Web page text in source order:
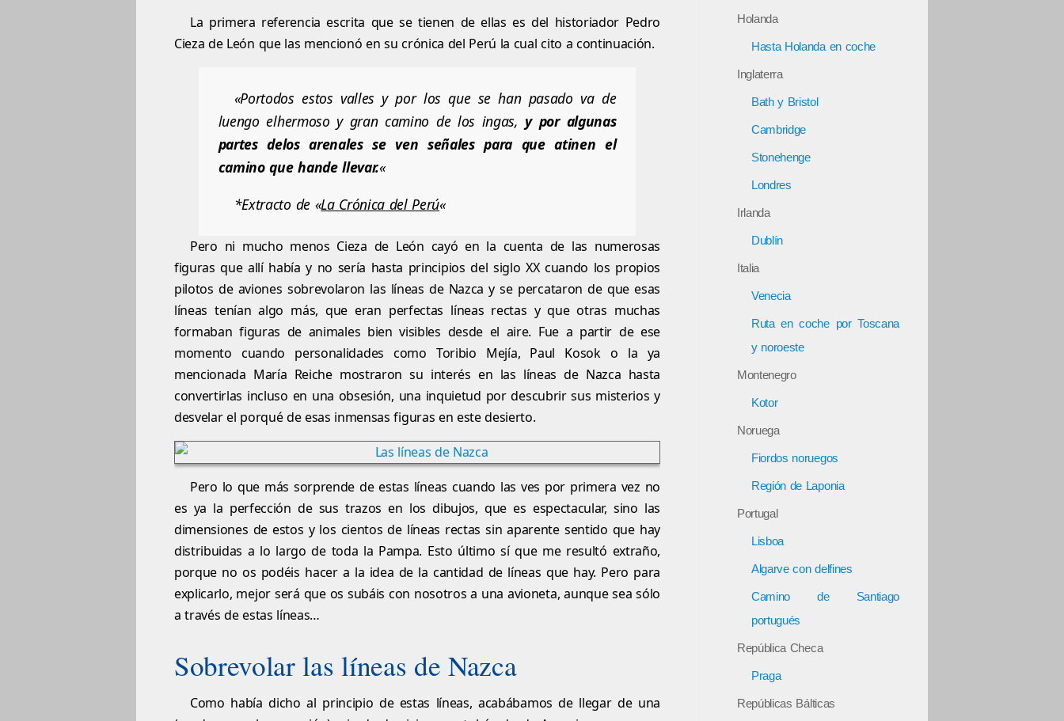
La primera referencia escrita que se tienen de ellas es del historiador Pedro
Cieza de León que las mencionó en su crónica del Perú la cual cito a continuación.
«Portodos estos valles y por los que se han pasado va de
luengo elhermoso y gran camino de los ingas, y por algunas
partes delos arenales se ven señales para que atinen el
camino que hande llevar.«
*Extracto de «La Crónica del Perú«
Pero ni mucho menos Cieza de León cayó en la cuenta de las numerosas
figuras que allí había y no sería hasta principios del siglo XX cuando los propios
pilotos de aviones sobrevolaron las líneas de Nazca y se percataron de que esas
líneas tenían algo más, que eran perfectas líneas rectas y que otras muchas
formaban figuras de animales bien visibles desde el aire. Fue a partir de ese
momento cuando personalidades como Toribio Mejía, Paul Kosok o la ya
mencionada María Reiche mostraron su interés en las líneas de Nazca hasta
convertirlas incluso en una obsesión, una inquietud por descubrir sus misterios y
desvelar el porqué de esas inmensas figuras en este desierto.
Pero lo que más sorprende de estas líneas cuando las ves por primera vez no
es ya la perfección de sus trazos en los dibujos, que es espectacular, sino las
dimensiones de estos y los cientos de líneas rectas sin aparente sentido que hay
distribuidas a lo largo de toda la Pampa. Esto último sí que me resultó extraño,
porque no os podéis hacer a la idea de la cantidad de líneas que hay. Pero para
explicarlo, mejor será que os subáis con nosotros a una avioneta, aunque sea sólo
a través de estas líneas…
Sobrevolar las líneas de Nazca
Como había dicho al principio de estas líneas, acabábamos de llegar de una
Holanda
Hasta Holanda en coche
Inglaterra
Bath y Bristol
Cambridge
Stonehenge
Londres
Irlanda
Dublín
Italia
Venecia
Ruta en coche por Toscana
y noroeste
Montenegro
Kotor
Noruega
Fiordos noruegos
Región de Laponia
Portugal
Lisboa
Algarve con delfines
Camino de Santiago
portugués
República Checa
Praga
Repúblicas Bálticas